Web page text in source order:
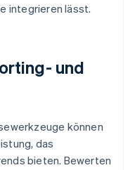
integrieren lässt.
und
können
das
bieten. Bewerten